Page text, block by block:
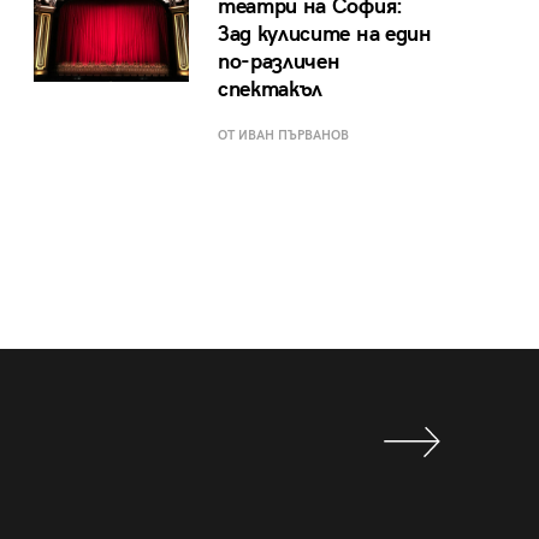
театри на София:
Зад кулисите на един
по-различен
спектакъл
ОТ ИВАН ПЪРВАНОВ